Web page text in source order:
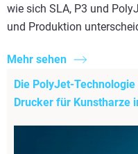
wie sich SLA, P3 und
und Produktion
Mehr sehen
Die PolyJet-
Drucker für Kunstharze